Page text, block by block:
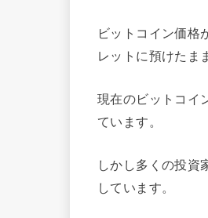
ビットコイン価格
レットに預けたま
現在のビットコイ
ています。
しかし多くの投資
しています。